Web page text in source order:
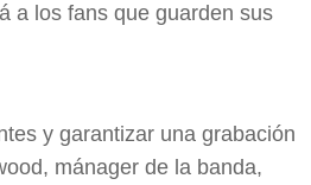
a los fans que guarden sus
y garantizar una grabación
mánager de la banda,